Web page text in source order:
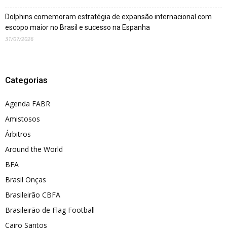
Dolphins comemoram estratégia de expansão internacional com
escopo maior no Brasil e sucesso na Espanha
31/07/2026
Categorias
Agenda FABR
Amistosos
Árbitros
Around the World
BFA
Brasil Onças
Brasileirão CBFA
Brasileirão de Flag Football
Cairo Santos